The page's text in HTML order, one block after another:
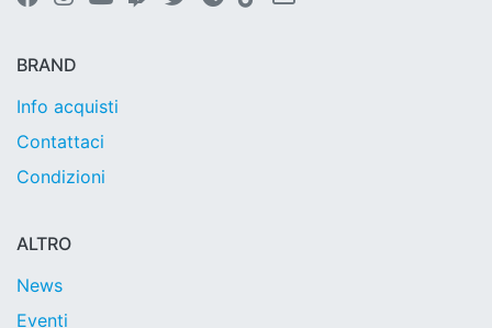
BRAND
Info acquisti
Contattaci
Condizioni
ALTRO
News
Eventi